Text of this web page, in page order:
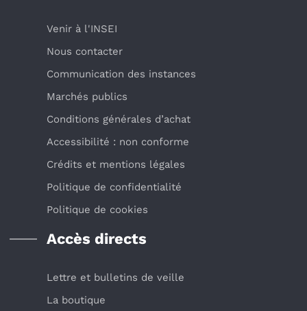
Venir à l'INSEI
Nous contacter
Communication des instances
Marchés publics
Conditions générales d’achat
Accessibilité : non conforme
Crédits et mentions légales
Politique de confidentialité
Politique de cookies
Accès directs
Lettre et bulletins de veille
La boutique